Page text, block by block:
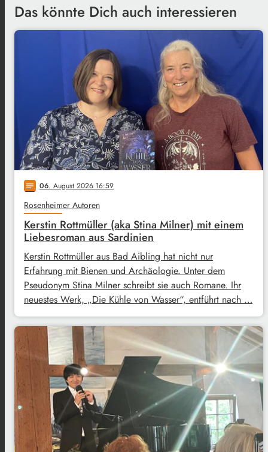
Das könnte Dich auch interessieren
notes 06. August 2026 16:59
Rosenheimer Autoren
Kerstin Rottmüller (aka Stina Milner) mit einem
Liebesroman aus Sardinien
Kerstin Rottmüller aus Bad Aibling hat nicht nur
Erfahrung mit Bienen und Archäologie. Unter dem
Pseudonym Stina Milner schreibt sie auch Romane. Ihr
neuestes Werk, „Die Kühle von Wasser“, entführt nach …